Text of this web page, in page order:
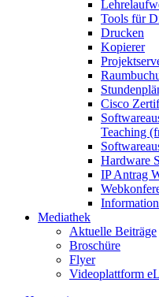
Tools für
Drucken
Kopierer
Cisco
Teaching
Hardware
IP Antrag
Mediathek
Aktuelle Beiträge
Broschüre
Flyer
Videoplattform